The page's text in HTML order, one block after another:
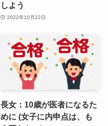
しよう
2022年10月22日
長女：10歳が医者になるた
めに (女子に内申点は、も